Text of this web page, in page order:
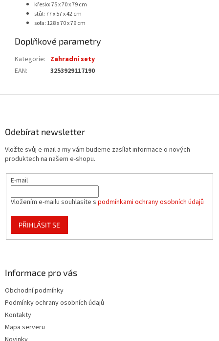
křeslo: 75 x 70 x 79 cm
stůl: 77 x 57 x 42 cm
sofa: 128 x 70 x 79 cm
Doplňkové parametry
Kategorie: Zahradní sety
EAN: 3253929117190
Odebírat newsletter
Vložte svůj e-mail a my vám budeme zasílat informace o nových
produktech na našem e-shopu.
E-mail
Vložením e-mailu souhlasíte s podmínkami ochrany osobních údajů
PŘIHLÁSIT SE
Informace pro vás
Obchodní podmínky
Podmínky ochrany osobních údajů
Kontakty
Mapa serveru